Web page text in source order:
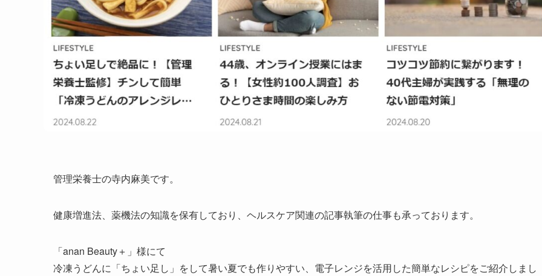
管理栄養士の寺内麻美です。
健康増進法、薬機法の知識を保有しており、ヘルスケア関連の記事執筆の仕事も承っております。
「anan Beauty＋」様にて
冷凍うどんに「ちょい足し」をして暑い夏でも作りやすい、電子レンジを活用した簡単なレシピをご紹介しまし